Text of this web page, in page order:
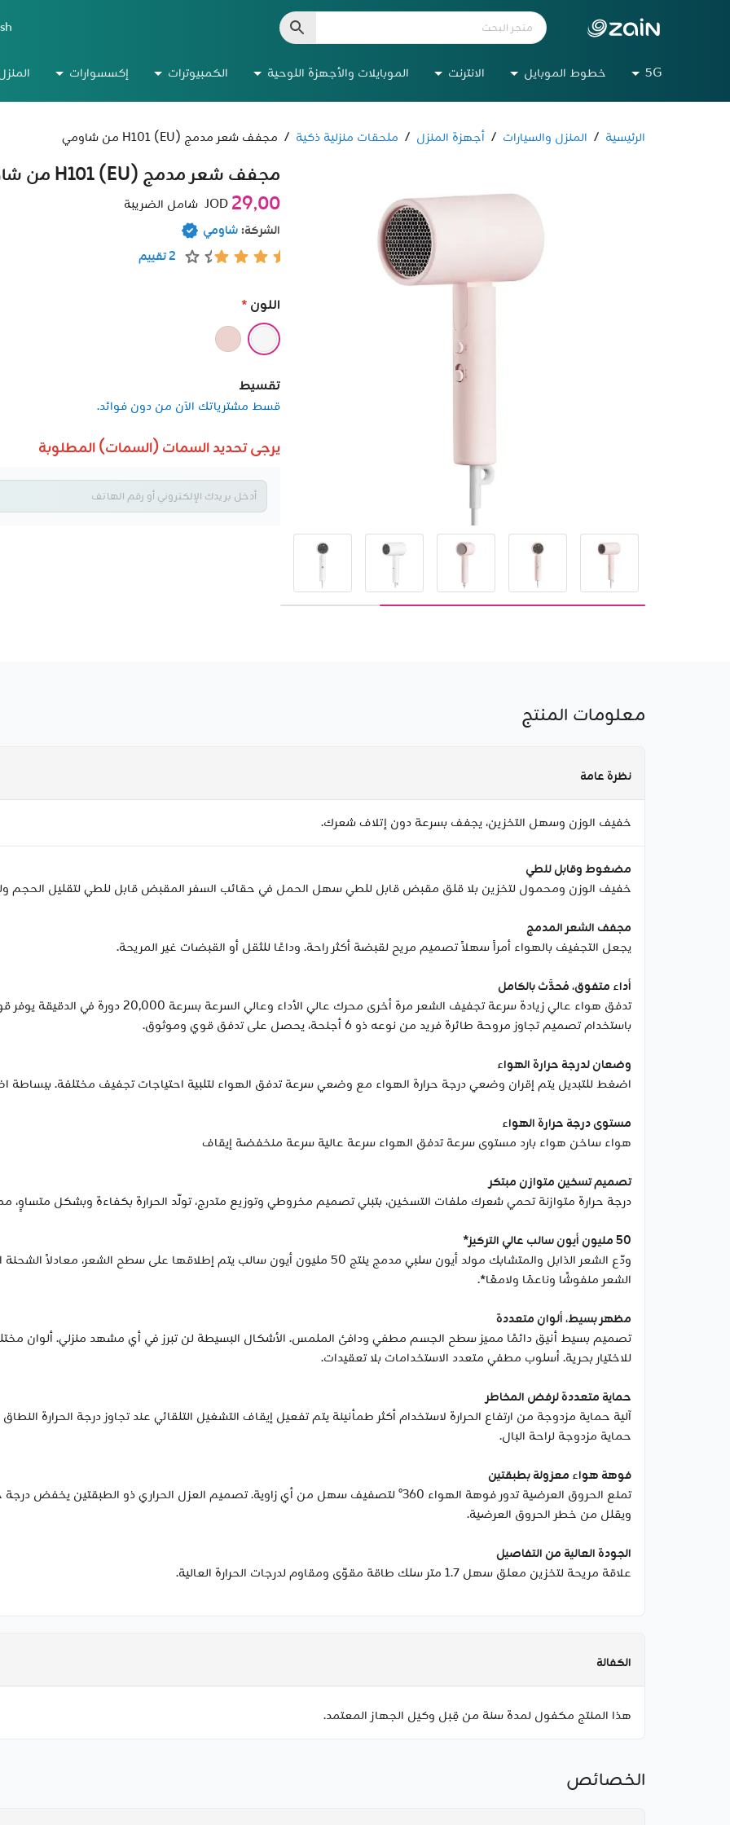
5G خطوط الموبايل الانترنت الموبايلات والأجهزة اللوحية الكمبيوترات إكسسوارات
الرئيسية / المنزل والسيارات / أجهزة المنزل / ملحقات منزلية ذكية / مجفف شعر مدمج H101 (EU) من شاومي
مجفف شعر مدمج H101 (EU) من شاومي
29٫00
شامل الضريبة
الشركة:شاومي
2 تقييم
اللون *
تقسيط
قسط مشترياتك الآن من دون فوائد.
يرجى تحديد السمات (السمات) المطلوبة
معلومات المنتج
نظرة عامة
خفيف الوزن وسهل التخزين، يجفف بسرعة دون إتلاف شعرك.
مضغوط وقابل للطي
خفيف الوزن ومحمول لتخزين بلا قلق مقبض قابل للطي سهل الحمل في حقائب السفر المقبض قابل للطي لتقليل الحجم
مجفف الشعر المدمج
يجعل التجفيف بالهواء أمراً سهلاً تصميم مريح لقبضة أكثر راحة. وداعًا للثقل أو القبضات غير المريحة.
أداء متفوق، مُحدَّث بالكامل
باستخدام تصميم تجاوز مروحة طائرة فريد من نوعه ذو 6 أجنحة، يحصل على تدفق قوي وموثوق.
وضعان لدرجة حرارة الهواء
اضغط للتبديل يتم إقران وضعي درجة حرارة الهواء مع وضعي سرعة تدفق الهواء لتلبية احتياجات تجفيف مختلفة. ببساطة
مستوى درجة حرارة الهواء
هواء ساخن هواء بارد مستوى سرعة تدفق الهواء سرعة عالية سرعة منخفضة إيقاف
تصميم تسخين متوازن مبتكر
درجة حرارة متوازنة تحمي شعرك ملفات التسخين، بتبني تصميم مخروطي وتوزيع متدرج، تولّد الحرارة بكفاءة وبشكل
50 مليون أيون سالب عالي التركيز*
ودّع الشعر الذابل والمتشابك مولد أيون سلبي مدمج ينتج 50 مليون أيون سالب يتم إطلاقها على
الشعر منفوشًا وناعمًا ولامعًا*.
مظهر بسيط، ألوان متعددة
تصميم بسيط أنيق دائمًا مميز سطح الجسم مطفي ودافئ الملمس. الأشكال البسيطة لن تبرز في أي مشهد منزلي. ألوان مختلفة
للاختيار بحرية. أسلوب مطفي متعدد الاستخدامات بلا تعقيدات.
حماية متعددة لرفض المخاطر
آلية حماية مزدوجة من ارتفاع الحرارة لاستخدام أكثر طمأنينة يتم تفعيل إيقاف التشغيل التلقائي عند تجاوز درجة الحرارة
حماية مزدوجة لراحة البال.
فوهة هواء معزولة بطبقتين
تمنع الحروق العرضية تدور فوهة الهواء 360° لتصفيف سهل من أي زاوية. تصميم العزل الحراري ذو
ويقلل من خطر الحروق العرضية.
الجودة العالية من التفاصيل
علاقة مريحة لتخزين معلق سهل 1.7 متر سلك طاقة مقوّى ومقاوم لدرجات الحرارة العالية.
الكفالة
هذا المنتج مكفول لمدة سنة من قِبل وكيل الجهاز المعتمد.
الخصائص